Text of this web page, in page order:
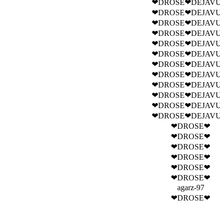
❤DROSE❤
❤DROSE❤
❤DROSE❤
❤DROSE❤
❤DROSE❤
❤DROSE❤
agarz-97
❤DROSE❤